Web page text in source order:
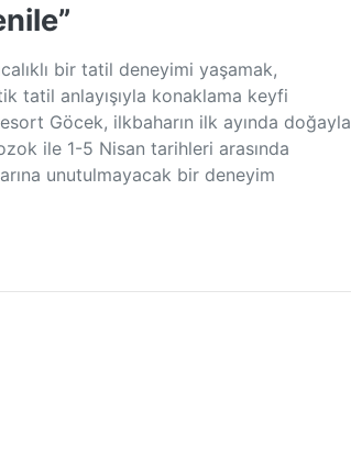
bir tatil deneyimi yaşamak,
tatil anlayışıyla konaklama keyfi
Göcek, ilkbaharın ilk ayında doğayla
ile 1-5 Nisan tarihleri arasında
unutulmayacak bir deneyim